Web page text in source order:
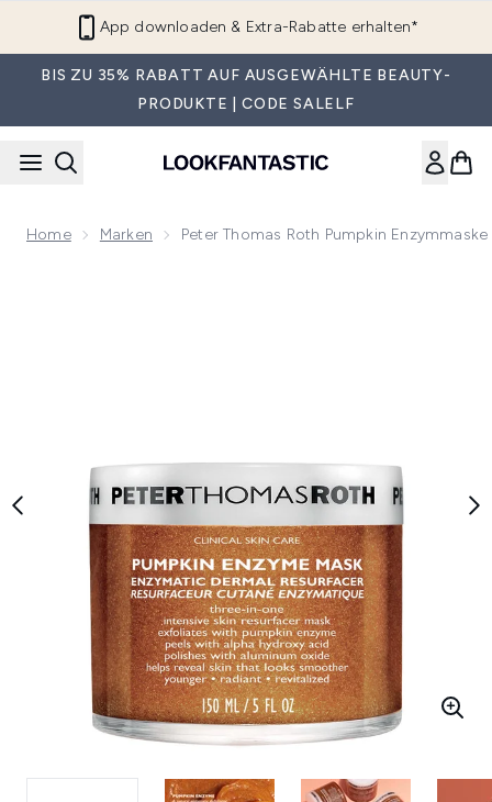
App downloaden & Extra-Rabatte erhalten*
BIS ZU 35% RABATT AUF AUSGEWÄHLTE BEAUTY-
PRODUKTE | CODE SALELF
Home Marken Peter Thomas Roth Pumpkin Enzymmaske